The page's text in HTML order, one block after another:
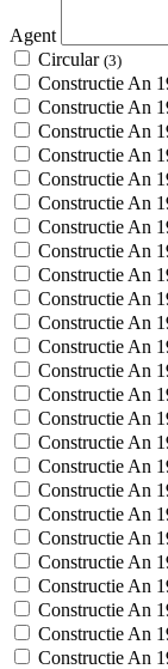
Agent
Circular (3)
Constructie An
Constructie An
Constructie An
Constructie An
Constructie An
Constructie An
Constructie An
Constructie An
Constructie An
Constructie An
Constructie An
Constructie An
Constructie An
Constructie An
Constructie An
Constructie An
Constructie An
Constructie An
Constructie An
Constructie An
Constructie An
Constructie An
Constructie An
Constructie An
Constructie An